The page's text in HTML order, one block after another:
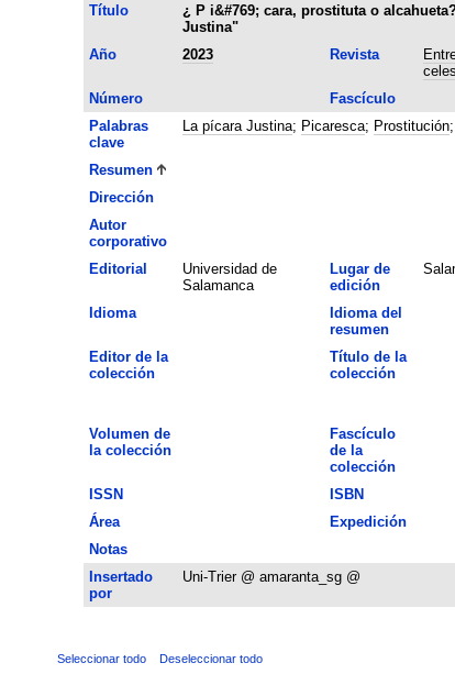
Título
¿ P i&#769; cara, prostituta o
Justina"
Año 2023 Revista
Entre
Número Fascículo
Palabras
clave
La pícara Justina; Picaresca; Prostitución;
Resumen
Dirección
Autor
corporativo
Editorial
Universidad de
Salamanca
Lugar de
edición
Idioma
Idioma del
resumen
Editor de la
colección
Título de la
colección
Volumen de
la colección
Fascículo
de la
colección
ISSN ISBN
Área
Expedición
Notas
Insertado
por
Uni-Trier @ amaranta_sg @
Seleccionar todo Deseleccionar todo